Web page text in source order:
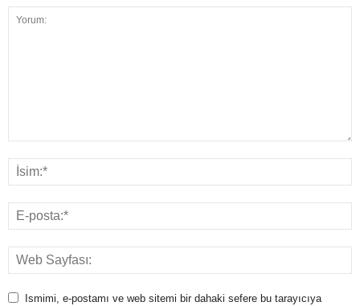
Ismimi, e-postamı ve web sitemi bir dahaki sefere bu tarayıcıya